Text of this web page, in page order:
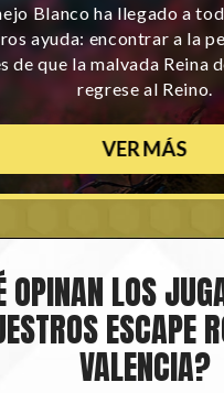
Blanco ha llegado a
ayuda: encontrar a la
de que la malvada Reina
regrese al Reino.
VER MÁS
OPINAN LOS
ESCAPE
VALENCIA?